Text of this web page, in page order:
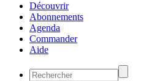
Découvrir
Abonnements
Agenda
Commander
Aide